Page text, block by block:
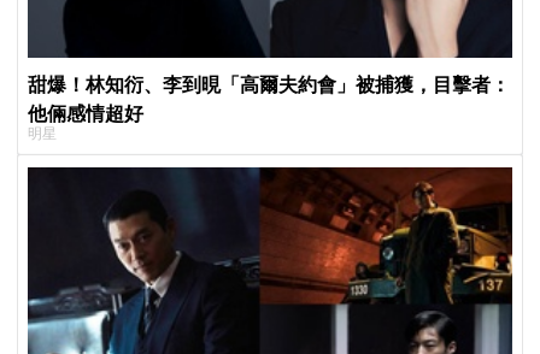
甜爆！林知衍、李到晛「高爾夫約會」被捕獲，目擊者：
他倆感情超好
明星